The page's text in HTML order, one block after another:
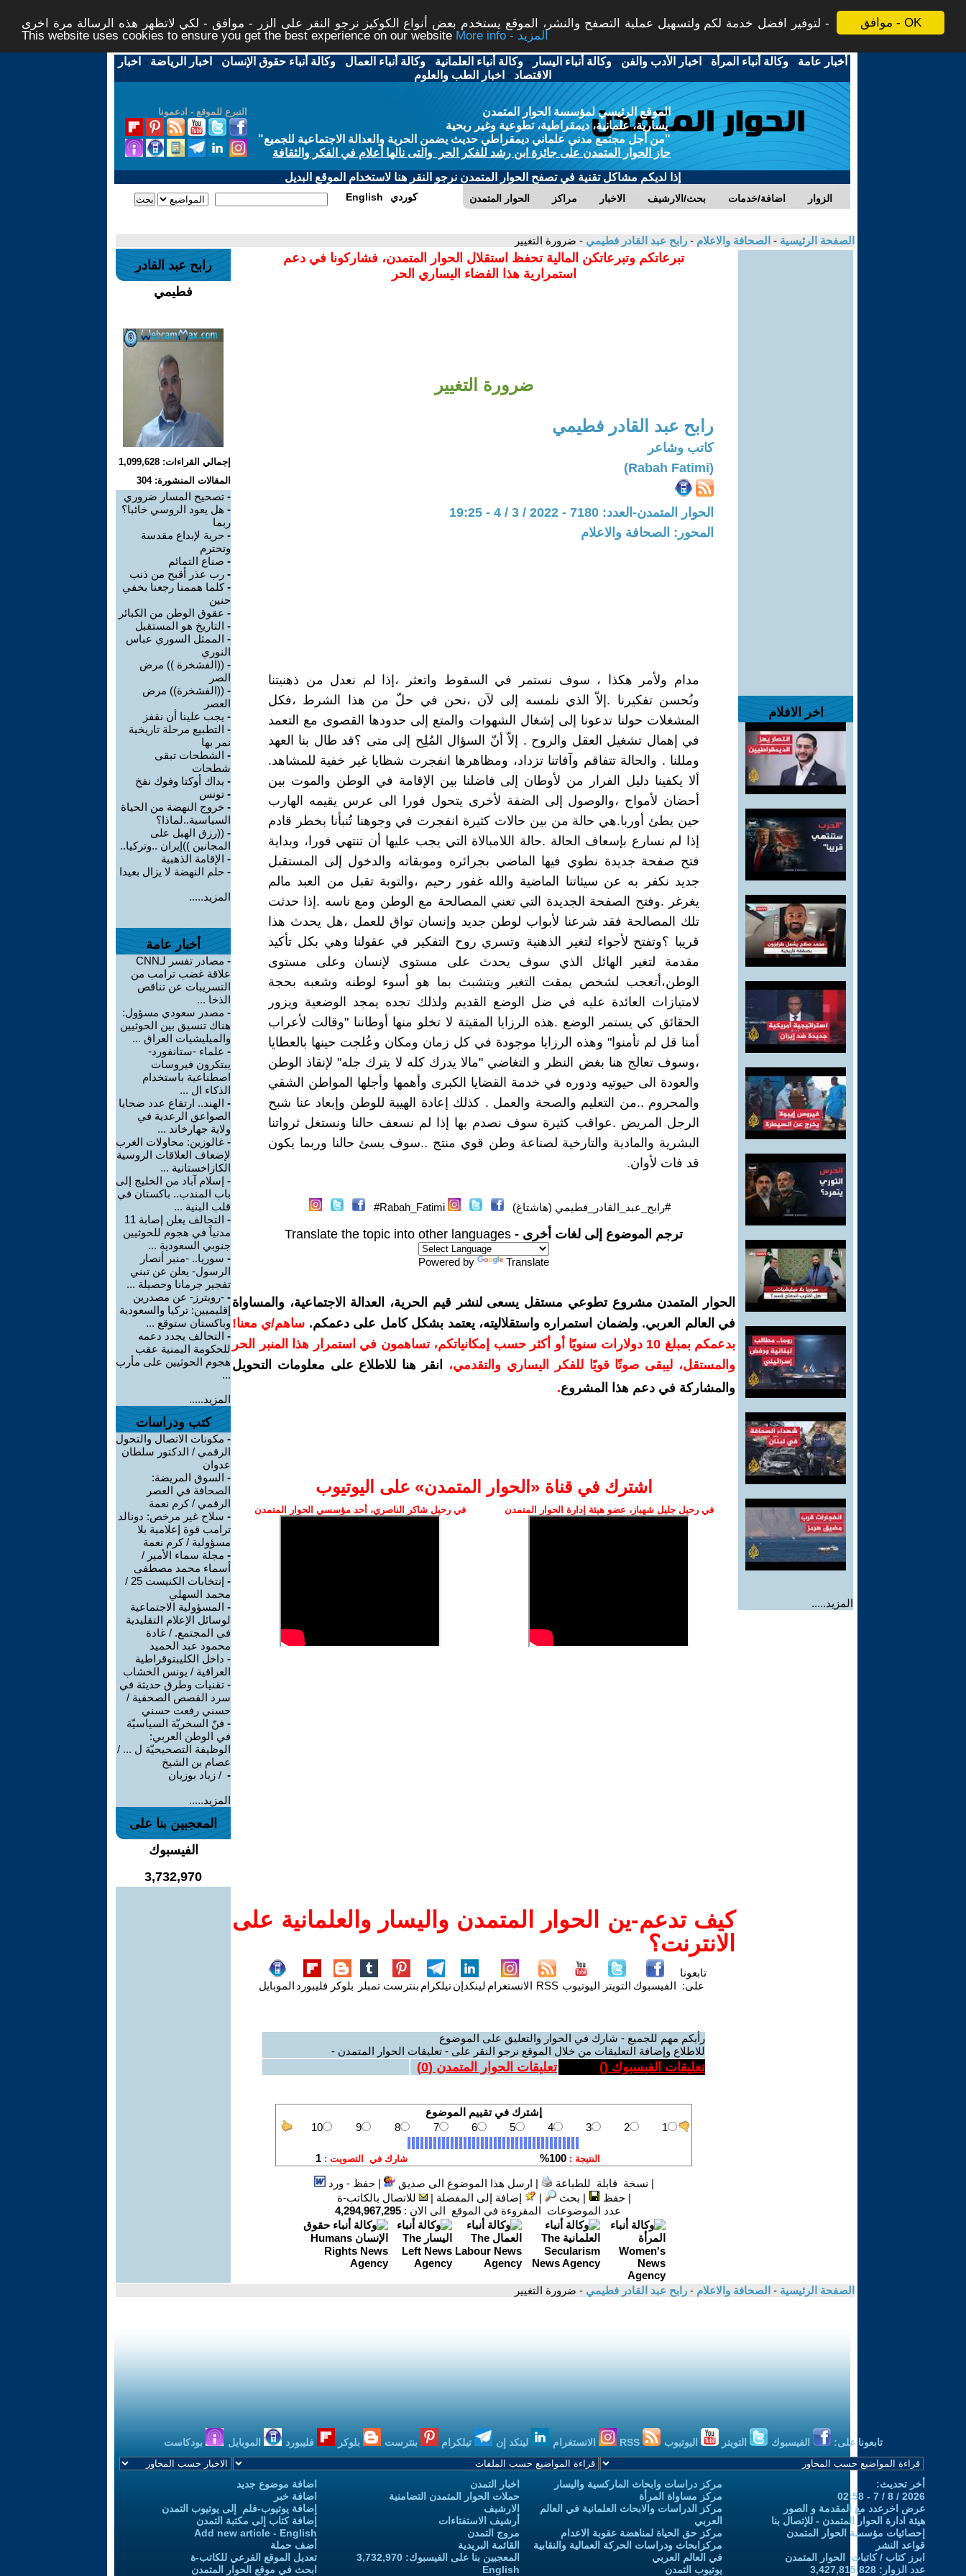
موافق - OK
لتوفير افضل خدمة لكم ولتسهيل عملية التصفح والنشر، الموقع يستخدم بعض أنواع الكوكيز نرجو النقر على الزر - موافق - لكي لاتظهر هذه الرسالة مرة اخرى -
This website uses cookies to ensure you get the best experience on our website
More info - المزيد
أخبار عامة -وكالة أنباء المرأة - اخبار الأدب والفن -وكالة أنباء اليسار -وكالة أنباء العلمانية -وكالة أنباء العمال -وكالة أنباء حقوق الإنسان - اخبار الرياضة - اخبار
الاقتصاد - اخبار الطب والعلوم
التبرع للموقع - ادعمونا
الموقع الرئيسي لمؤسسة الحوار المتمدن
يسارية، علمانية، ديمقراطية، تطوعية وغير ربحية
"من أجل مجتمع مدني علماني ديمقراطي حديث يضمن الحرية والعدالة الاجتماعية للجميع"
حاز الحوار المتمدن على جائزة ابن رشد للفكر الحر والتى نالها أعلام في الفكر والثقافة
إذا لديكم مشاكل تقنية في تصفح الحوار المتمدن نرجو النقر هنا لاستخدام الموقع البديل
الحوار المتمدن مراكز الاخبار بحث/الارشيف اضافة/خدمات الزوار English كوردي
الصفحة الرئيسية - الصحافة والاعلام - رابح عبد القادر فطيمي - ضرورة التغيير
اخر الافلام
المزيد.....
تبرعاتكم وتبرعاتكن المالية تحفظ استقلال الحوار المتمدن، فشاركونا في دعم
استمرارية هذا الفضاء اليساري الحر
ضرورة التغيير
رابح عبد القادر فطيمي
كاتب وشاعر
(Rabah Fatimi)
الحوار المتمدن-العدد: 7180 - 2022 / 3 / 4 - 19:25
المحور: الصحافة والاعلام
مدام ولأمر هكذا ، سوف نستمر في السقوط واتعثر ،إذا لم نعدل من ذهنيتنا
ونُحسن تفكيرنا .إلاّ الذي نلمسه إلى لآن ،نحن في حلّ من هذا الشرط ،فكل
المشغلات حولنا تدعونا إلى إشغال الشهوات والمتع إلى حدودها القصوى مع التعمد
في إهمال تشغيل العقل والروح . إلاّ أنّ السؤال المُلِح إلى متى ؟قد طال بنا العهد
ومللنا . والحالة تتفاقم وآفاتنا تزداد، ومظاهرها انفجرت شظايا غير خفية للمشاهد.
ألا يكفينا دليل الفرار من لأوطان إلى فاضلنا بين الإقامة في الوطن والموت بين
أحضان لأمواج ،والوصول إلى الضفة لأخرى يتحول فورا الى عرس يقيمه الهارب
حين يطئ أوربا.هي حالة من بين حالات كثيرة انفجرت في وجوهنا تُنبأنا بخطر قادم
إذا لم نسارع بإسعاف الحالة .حالة اللامبالاة التي يجب عليها أن تنتهي فورا، وبداية
فتح صفحة جديدة نطوي فيها الماضي بجرائره وموبقاته والدخول إلى المستقبل
جديد نكفر به عن سيئاتنا الماضية والله غفور رحيم ،والتوبة تقبل من العبد مالم
يغرغر .وفتح الصفحة الجديدة التي تعني المصالحة مع الوطن ومع ناسه .إذا حدثت
تلك المصالحة فقد شرعنا لأبواب لوطن جديد وإنسان تواق للعمل ،هل يحدث هذا
قريبا ؟وتفتح لأجواء لتغير الذهنية وتسري روح التفكير في عقولنا وهي بكل تأكيد
مقدمة لتغير الهائل الذي سوف يحدث على مستوى لإنسان وعلى مستوى
الوطن،أتعجب لشخص يمقت التغير ويتشبث بما هو أسوء لوطنه وشعبه بحجة
لامتيازات العائدة عليه في ضل الوضع القديم ولذلك تجده يمجد الوضعية ويزور
الحقائق كي يستمر الوضع .هذه الرزايا المقيتة لا تخلو منها أوطاننا "وقالت لأعراب
أمنا قل لم تأمنوا" وهذه الرزايا موجودة في كل زمان ومكان وعُلجت حينها بالعطايا
،وسوف تعالج هنا بغض النظر و التغاضي "مالا يدرك كله لا يترك جله" لإنقاذ الوطن
والعودة الى حيوتيه ودوره في خدمة القضايا الكبرى وأهمها وأجلها المواطن الشقي
والمحروم ..من التعليم والصحة والعمل . كذلك إعادة الهيبة للوطن وإبعاد عنا شبح
الرجل المريض .عواقب كثيرة سوف نصدم بها إذا لم نسعف حالنا ونستغل ثرواتنا
البشرية والمادية والتارخية لصناعة وطن قوي منتج ..سوف يسئ حالنا وربما يكون
قد فات لأوان.
#رابح_عبد_القادر_فطيمي (هاشتاغ) Rabah_Fatimi#
ترجم الموضوع إلى لغات أخرى - Translate the topic into other languages
Powered by Translate
الحوار المتمدن مشروع تطوعي مستقل يسعى لنشر قيم الحرية، العدالة الاجتماعية، والمساواة
في العالم العربي. ولضمان استمراره واستقلاليته، يعتمد بشكل كامل على دعمكم. ساهم/ي معنا!
بدعمكم بمبلغ 10 دولارات سنويًا أو أكثر حسب إمكانياتكم، تساهمون في استمرار هذا المنبر الحر
والمستقل، ليبقى صوتًا قويًا للفكر اليساري والتقدمي،
انقر هنا للاطلاع على معلومات التحويل
والمشاركة في دعم هذا المشروع.
اشترك في قناة ‫«الحوار المتمدن» على اليوتيوب
في رحيل جليل شهباز، عضو هيئة إدارة الحوار المتمدن في رحيل شاكر الناصري، أحد مؤسسي الحوار المتمدن
كيف تدعم-ين الحوار المتمدن واليسار والعلمانية على
الانترنت؟
تابعونا
على: الفيسبوك التويتر اليوتيوب RSS الانستغرام لينكدإنتيلكرام بنترست تمبلر بلوكر فليبورد الموبايل
رأيكم مهم للجميع - شارك في الحوار والتعليق على الموضوع
للاطلاع وإضافة التعليقات من خلال الموقع نرجو النقر على - تعليقات الحوار المتمدن -
تعليقات الفيسبوك () تعليقات الحوار المتمدن (0
)
| نسخة قابلة للطباعة | ارسل هذا الموضوع الى صديق |حفظ - ورد
|حفظ | بحث | إضافة إلى المفضلة |
للاتصال بالكاتب-ة
عدد الموضوعات المقروءة في الموقع الى الان : 4,294,967,295
رابح عبد القادر
فطيمي
إجمالي القراءات: 1,099,628
المقالات المنشورة: 304
- تصحيح المسار ضروري
- هل يعود الروسي خائبا؟
ربما
- حرية لإبداع مقدسة
وتحترم
- صناع التمائم
- رب عذر أقبح من ذنب
-كلما هممنا رجعنا بخفي
حنين
- عقوق الوطن من الكبائر
- التاريخ هو المستقبل
- الممثل السوري عباس
النوري
- ((الفشخرة )) مرض
الصر
- ((الفشخرة)) مرض
العصر
- يجب علينا أن نقفز
- التطبيع مرحلة تاريخية
نمر بها
- الشطحات تبقى
شطحات
- يداك أوكتا وفوك نفخ
- تونس
- خروج النهضة من الحياة
السياسية..لماذا؟
- ((رزق الهبل على
المجانين ))إيران ..وتركيا..
- الإقامة الذهبية
- حلم النهضة لا يزال بعيدا
المزيد.....
أخبار عامة
-
مصادر تفسر لـCNN
علاقة غضب ترامب من
التسريبات عن تناقص
الذخا ...
- مصدر سعودي مسؤول:
هناك تنسيق بين الحوثيين
والميليشيات العراق ...
- علماء -ستانفورد-
يبتكرون فيروسات
اصطناعية باستخدام
الذكاء ال ...
- الهند.. ارتفاع عدد ضحايا
الصواعق الرعدية في
ولاية جهارخاند ...
- غالوزين: محاولات الغرب
لإضعاف العلاقات الروسية
الكازاخستانية ...
- إسلام آباد من الخليج إلى
باب المندب.. باكستان في
قلب البنية ...
-
التحالف يعلن إصابة 11
مدنياً في هجوم للحوثيين
جنوبي السعودية ...
- سوريا.. -منبر أنصار
الرسول- يعلن عن تبني
تفجير جرمانا وحصيلة ...
- -رويترز- عن مصدرين
إقليميين: تركيا والسعودية
وباكستان ستوقع ...
- التحالف يجدد دعمه
للحكومة اليمنية عقب
هجوم الحوثيين على مأرب
...
المزيد.....
كتب ودراسات
- مكونات الاتصال والتحول
الرقمي / الدكتور سلطان
عدوان
- السوق المريضة:
الصحافة في العصر
الرقمي / كرم نعمة
- سلاح غير مرخص: دونالد
ترامب قوة إعلامية بلا
مسؤولية / كرم نعمة
- مجلة سماء الأمير /
أسماء محمد مصطفى
-
إنتخابات الكنيست 25 /
محمد السهلي
- المسؤولية الاجتماعية
لوسائل الإعلام التقليدية
في المجتمع. / غادة
محمود عبد الحميد
- داخل الكليبتوقراطية
العراقية / يونس الخشاب
- تقنيات وطرق حديثة في
سرد القصص الصحفية /
حسني رفعت حسني
- فنّ السخريّة السياسيّة
في الوطن العربي:
الوظيفة التصحيحيّة ل ... /
عصام بن الشيخ
- ‏ / زياد بوزيان
المزيد.....
المعجبين بنا على
الفيسبوك
3,732,970
الصفحة الرئيسية - الصحافة والاعلام - رابح عبد القادر فطيمي - ضرورة التغيير
تابعونا على: الفيسبوك التويتر اليوتيوب الانستغرام لينكد إن تيلكرام بنترست بلوكر فليبورد الموبايل بودكاست
أخر تحديث:
2026 / 8 / 7 - 02:58
عرض اخرعدد مع المقدمة و الصور
هيئة ادارة الحوار المتمدن - للإتصال بنا
إحصائيات مؤسسة الحوار المتمدن
قواعد النشر
ابرز كتاب / كاتبات الحوار المتمدن
عدد الزوار: 3,427,815,828
مركز دراسات وابحاث الماركسية واليسار
مركز مساواة المرأة
مركز الدراسات والابحاث العلمانية في العالم
العربي
مركز حق الحياة لمناهضة عقوبة الاعدام
مركزابحاث ودراسات الحركة العمالية والنقابية
في العالم العربي
يوتيوب التمدن
اخبار التمدن
حملات الحوار المتمدن التضامنية
الارشيف
أرشيف الاستفتاءات
مروج التمدن
القائمة البريدية
المعجبين بنا على الفيسبوك: 3,732,970
English
اضافة موضوع جديد
اضافة خبر
إضافة يوتيوب-فلم إلى يوتيوب التمدن
إضافة كتاب إلى مكتبة التمدن
Add new article - English
أضف حملة
تعديل الموقع الفرعي للكاتب-ة
ابحث في موقع الحوار المتمدن